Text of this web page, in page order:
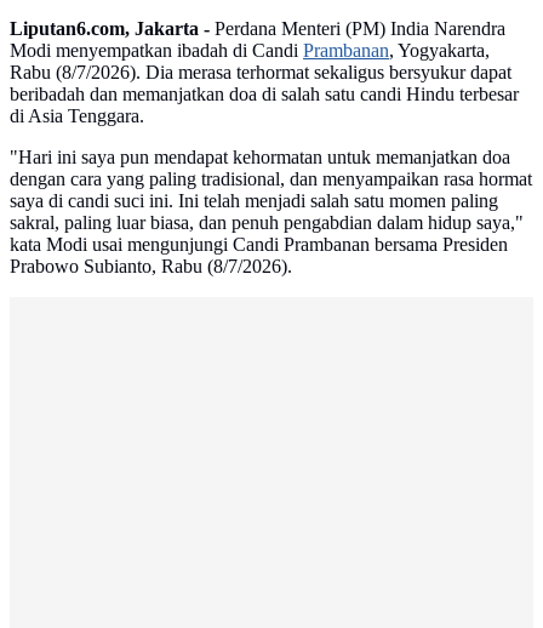
Liputan6.com, Jakarta - Perdana Menteri (PM) India Narendra
Modi menyempatkan ibadah di Candi Prambanan, Yogyakarta,
Rabu (8/7/2026). Dia merasa terhormat sekaligus bersyukur dapat
beribadah dan memanjatkan doa di salah satu candi Hindu terbesar
di Asia Tenggara.
"Hari ini saya pun mendapat kehormatan untuk memanjatkan doa
dengan cara yang paling tradisional, dan menyampaikan rasa hormat
saya di candi suci ini. Ini telah menjadi salah satu momen paling
sakral, paling luar biasa, dan penuh pengabdian dalam hidup saya,"
kata Modi usai mengunjungi Candi Prambanan bersama Presiden
Prabowo Subianto, Rabu (8/7/2026).